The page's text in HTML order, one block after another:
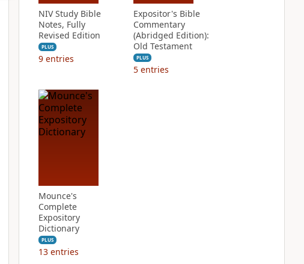
NIV Study Bible
Notes, Fully
Revised Edition
PLUS
9 entries
Expositor's Bible
Commentary
(Abridged Edition):
Old Testament
PLUS
5 entries
Mounce's
Complete
Expository
Dictionary
PLUS
13 entries